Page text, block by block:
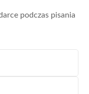
podczas pisania